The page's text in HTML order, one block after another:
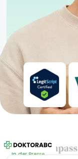
In der Presse